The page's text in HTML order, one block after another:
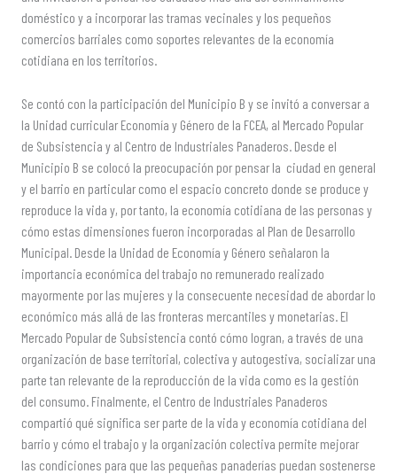
doméstico y a incorporar las tramas vecinales y los pequeños
comercios barriales como soportes relevantes de la economía
cotidiana en los territorios.
Se contó con la participación del Municipio B y se invitó a conversar a
la Unidad curricular Economía y Género de la FCEA, al Mercado Popular
de Subsistencia y al Centro de Industriales Panaderos. Desde el
Municipio B se colocó la preocupación por pensar la ciudad en general
y el barrio en particular como el espacio concreto donde se produce y
reproduce la vida y, por tanto, la economía cotidiana de las personas y
cómo estas dimensiones fueron incorporadas al Plan de Desarrollo
Municipal. Desde la Unidad de Economía y Género señalaron la
importancia económica del trabajo no remunerado realizado
mayormente por las mujeres y la consecuente necesidad de abordar lo
económico más allá de las fronteras mercantiles y monetarias. El
Mercado Popular de Subsistencia contó cómo logran, a través de una
organización de base territorial, colectiva y autogestiva, socializar una
parte tan relevante de la reproducción de la vida como es la gestión
del consumo. Finalmente, el Centro de Industriales Panaderos
compartió qué significa ser parte de la vida y economía cotidiana del
barrio y cómo el trabajo y la organización colectiva permite mejorar
las condiciones para que las pequeñas panaderías puedan sostenerse